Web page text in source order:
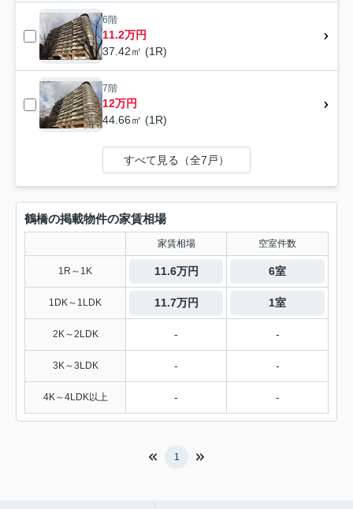
6階
11.2万円
37.42㎡ (1R)
7階
12万円
44.66㎡ (1R)
すべて見る（全7戸）
鶴橋の掲載物件の家賃相場
家賃相場 空室件数
1R～1K 11.6万円 6室
1DK～1LDK 11.7万円 1室
2K～2LDK - -
3K～3LDK - -
4K～4LDK以上 - -
1